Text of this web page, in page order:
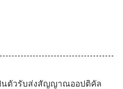
นตัวรับส่งสัญญาณออปติคัล